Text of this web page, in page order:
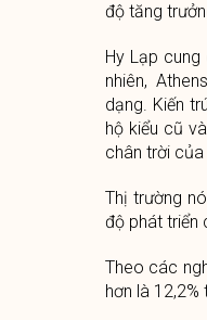
độ tăng
Hy Lạp
nhiên,
dạng. Kiến
hộ kiểu cũ
chân trời của
Thị trường
độ phát triển
Theo các
hơn là